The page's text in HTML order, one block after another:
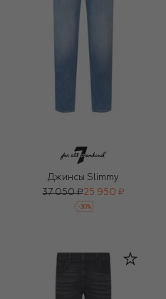
Джинсы Slimmy
37 050 ₽25 950 ₽
-30%